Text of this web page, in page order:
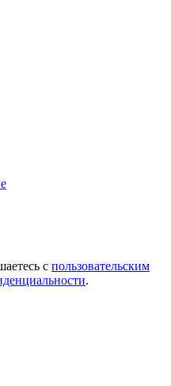
с пользовательским
.